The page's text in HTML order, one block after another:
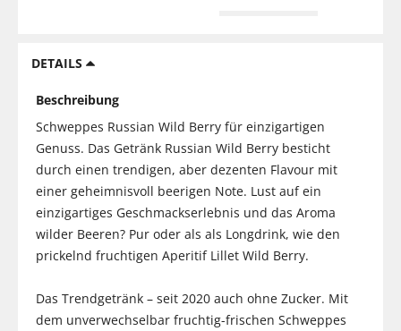
DETAILS
Beschreibung
Schweppes Russian Wild Berry für einzigartigen
Genuss. Das Getränk Russian Wild Berry besticht
durch einen trendigen, aber dezenten Flavour mit
einer geheimnisvoll beerigen Note. Lust auf ein
einzigartiges Geschmackserlebnis und das Aroma
wilder Beeren? Pur oder als als Longdrink, wie den
prickelnd fruchtigen Aperitif Lillet Wild Berry.
Das Trendgetränk – seit 2020 auch ohne Zucker. Mit
dem unverwechselbar fruchtig-frischen Schweppes